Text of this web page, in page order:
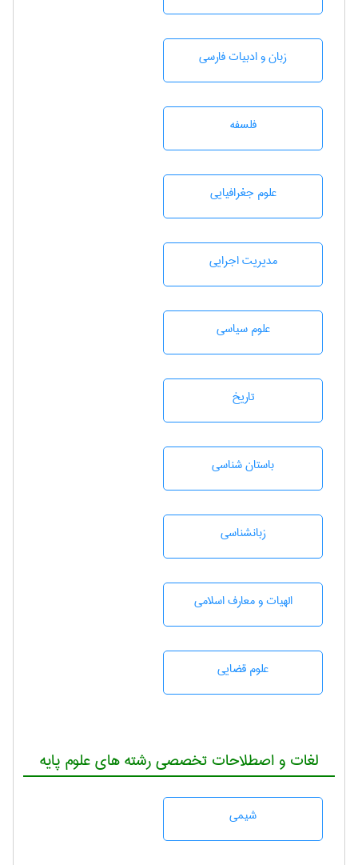
زبان و ادبيات فارسی
فلسفه
علوم جغرافيايی
مديريت اجرايی
علوم سياسی
تاريخ
باستان شناسی
زبانشناسی
الهیات و معارف اسلامی
علوم قضایی
لغات و اصطلاحات تخصصی رشته های علوم پایه
شيمی